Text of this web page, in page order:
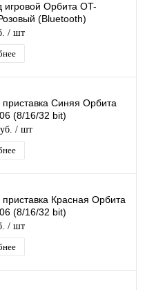
игровой Орбита OT-
(Bluetooth)
/ шт
приставка Синяя Орбита
(8/16/32 bit)
/ шт
приставка Красная Орбита
(8/16/32 bit)
/ шт